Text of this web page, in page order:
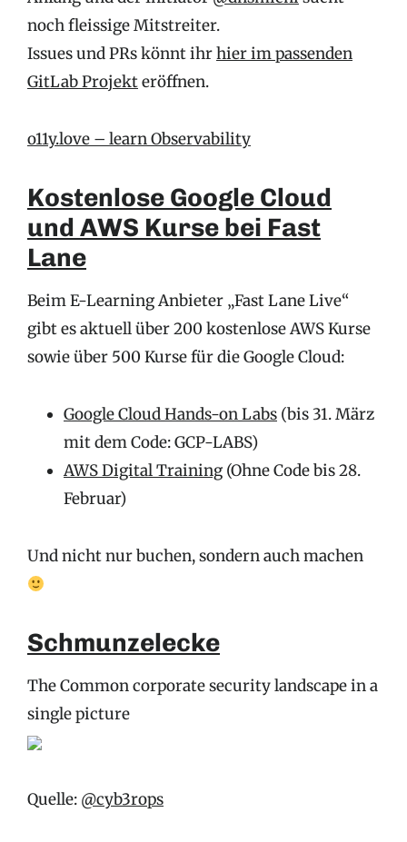
noch fleissige Mitstreiter.
Issues und PRs könnt ihrhier im passenden
GitLab Projekteröffnen.
o11y.love – learn Observability
Kostenlose Google Cloud
und AWS Kurse bei Fast
Lane
Beim E-Learning Anbieter „Fast Lane Live“
gibt es aktuell über 200 kostenlose AWS Kurse
sowie über 500 Kurse für die Google Cloud:
Google Cloud Hands-on Labs (bis 31. März
mit dem Code: GCP-LABS)
AWS Digital Training (Ohne Code bis 28.
Februar)
Und nicht nur buchen, sondern auch machen
Schmunzelecke
The Common corporate security landscape in a
single picture
Quelle: @cyb3rops